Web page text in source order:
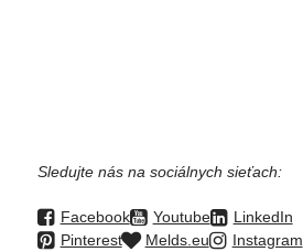
Sledujte nás na sociálnych sieťach:
Facebook Youtube
LinkedIn
Pinterest
Melds.eu
Instagram